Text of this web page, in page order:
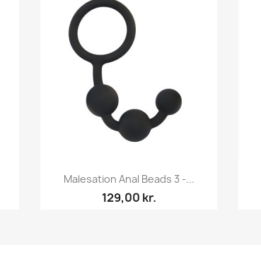
Malesation Anal Beads 3 -...
129,00 kr.